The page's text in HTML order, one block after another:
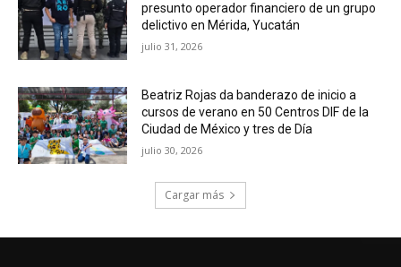
presunto operador financiero de un grupo
delictivo en Mérida, Yucatán
julio 31, 2026
Beatriz Rojas da banderazo de inicio a
cursos de verano en 50 Centros DIF de la
Ciudad de México y tres de Día
julio 30, 2026
Cargar más